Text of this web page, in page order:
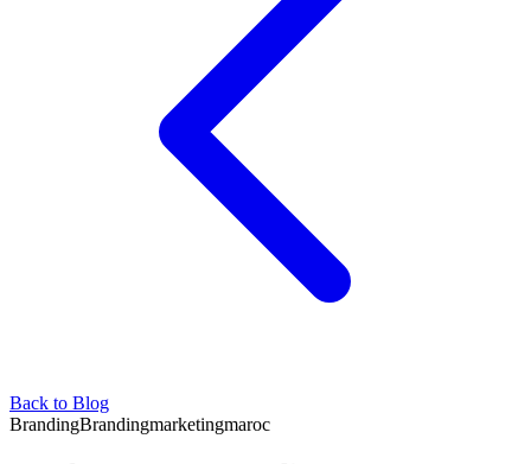
Back to Blog
BrandingBrandingmarketingmaroc